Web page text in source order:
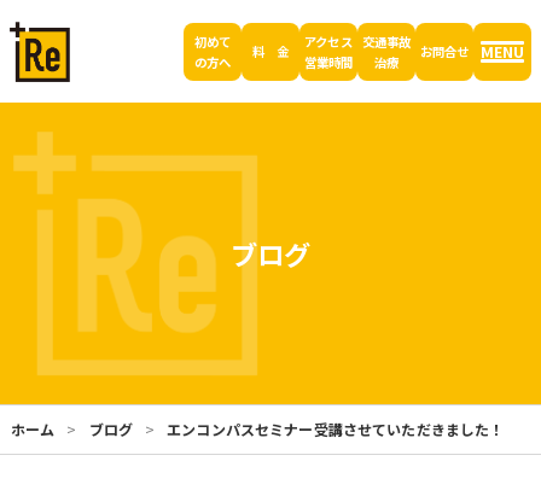
初めて
の方へ
料 金
アクセス
営業時間
交通事故
治療
お問合せ MENU
ブログ
ホーム ブログ エンコンパスセミナー受講させていただきました！